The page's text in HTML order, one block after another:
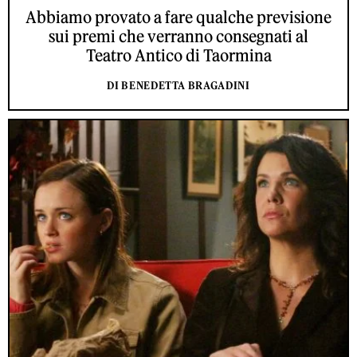
Abbiamo provato a fare qualche previsione
sui premi che verranno consegnati al
Teatro Antico di Taormina
DI BENEDETTA BRAGADINI